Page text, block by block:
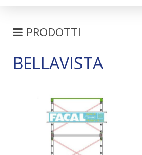
PRODOTTI
SCALE
DOMESTICI SCALE SGABELLI
RAMPE DI CARICO E PASSERELLE
ESPOSITORI
BELLAVISTA